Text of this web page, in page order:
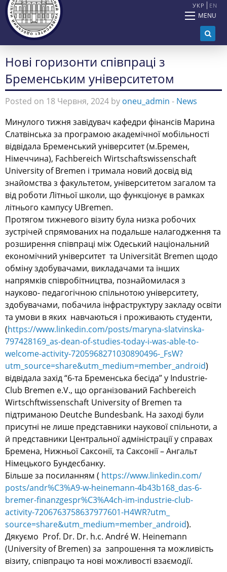
УКР EN
MENU
Нові горизонти співпраці з
Бременським університетом
Posted on 18 Червня, 2024 by oneu_admin - News
Минулого тижня завідувач кафедри фінансів Марина
Слатвінська за програмою академічної мобільності
відвідала Бременський університет (м.Бремен,
Німеччина), Fachbereich Wirtschaftswissenschaft
University of Bremen і тримала новий досвід від
знайомства з факультетом, університетом загалом та
від роботи Літньої школи, що функціонує в рамках
літнього кампусу UBremen.
Протягом тижневого візиту була низка робочих
зустрічей спрямованих на подальше налагодження та
розширення співпраці між Одеський національний
економічний університет та Universität Bremen щодо
обміну здобувачами, викладачами та інших
напрямків співробітництва, познайомилася з
науково- педагогічною спільнотою університету,
здобувачами, побачила інфраструктуру закладу освіти
та умови в яких навчаються і проживають студенти,
(https://www.linkedin.com/posts/maryna-slatvinska-
797428169_as-dean-of-studies-today-i-was-able-to-
welcome-activity-7205968271030890496-_ FsW?
utm_source=share&utm_ medium=member_android)
відвідала захід “6-та Бременська бесіда” у Industrie-
Club Bremen e.V., що організований Fachbereich
Wirtschftwissenschaft University of Bremen та
підтриманою Deutche Bundesbank. На заході були
присутні не лише представники наукової спільноти, а
й представники Центральної адміністрації у справах
Бремена, Нижньої Саксонії, та Саксонії – Ангальт
Німецького Бундесбанку.
Більше за посиланням ( https://www.linkedin.com/
posts/andr%C3%A9-w-heinemann-4b43b168_das-6-
bremer-finanzgespr%C3%A4ch-im-industrie-club-
activity-7206763758637977601-H4WR?utm_
source=share&utm_medium=member_android).
Дякуємо Prof. Dr. Dr. h.c. André W. Heinemann
(University of Bremen) за запрошення та можливість
візиту, співпрацю та нові можливості взаємодії.